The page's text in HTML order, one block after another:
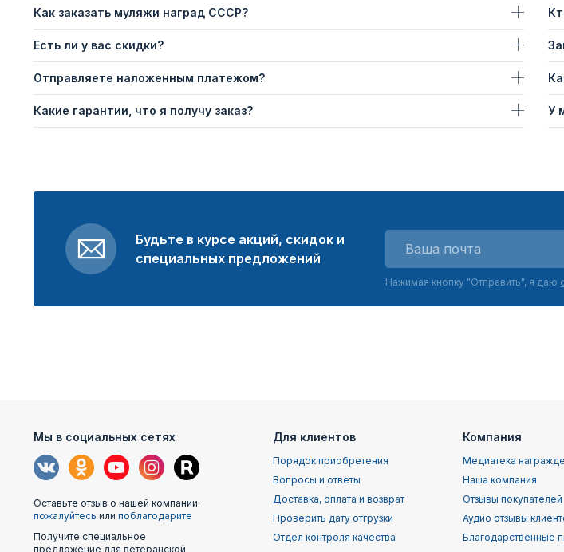
Как заказать муляжи наград СССР?
Есть ли у вас скидки?
Отправляете наложенным платежом?
Какие гарантии, что я получу заказ? У
Будьте в курсе акций, скидок и
специальных предложений
Нажимая кнопку "Отправить", я даю
Мы в социальных сетях
Оставьте отзыв о нашей компании:
пожалуйтесь или поблагодарите
Получите специальное
предложение для ветеранской
Для клиентов
Порядок приобретения
Вопросы и ответы
Доставка, оплата и возврат
Проверить дату отгрузки
Отдел контроля качества
Компания
Медиатека
Наша компания
Отзывы покупателей
Аудио отзывы
Благодарственные